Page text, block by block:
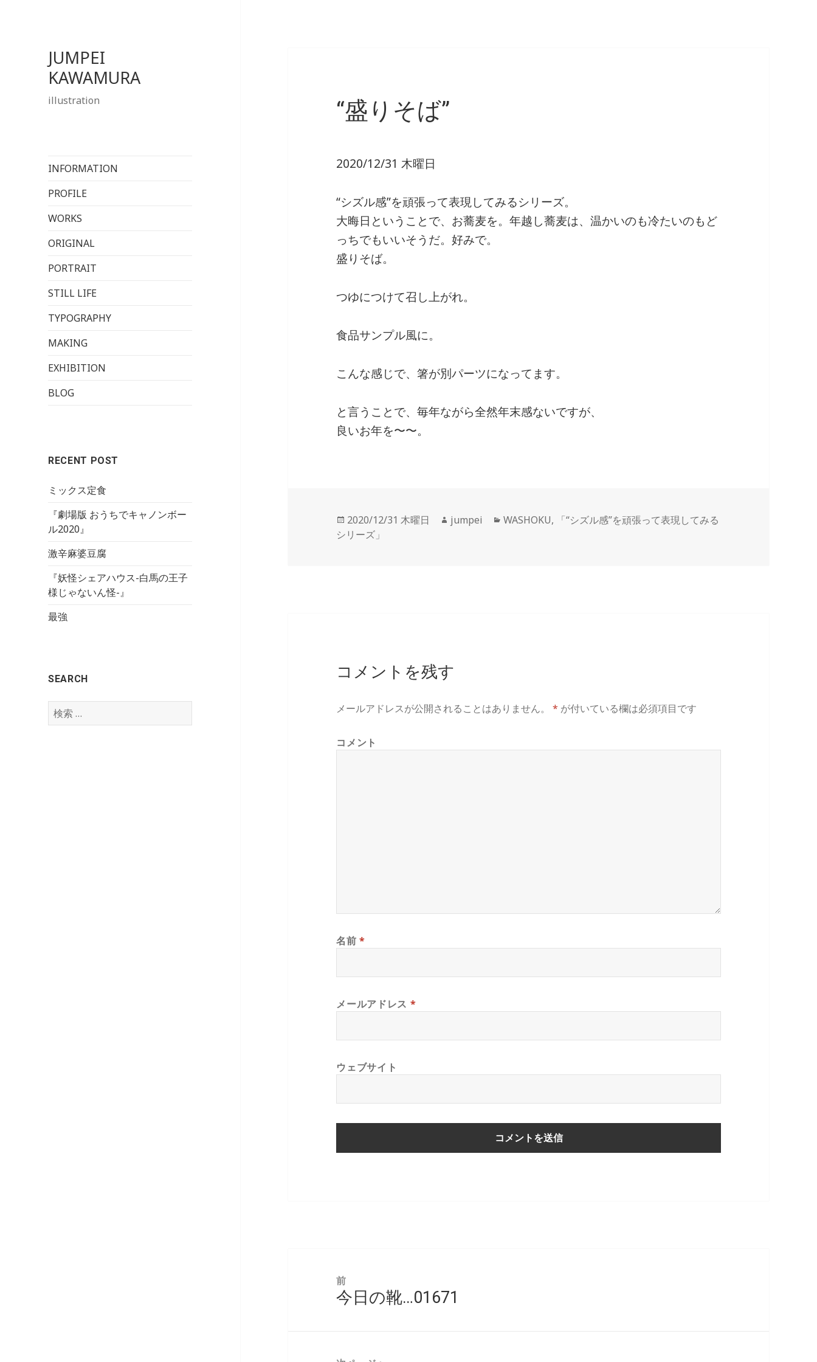
JUMPEI
KAWAMURA
illustration
INFORMATION
PROFILE
WORKS
ORIGINAL
PORTRAIT
STILL LIFE
TYPOGRAPHY
MAKING
EXHIBITION
BLOG
RECENT POST
ミックス定食
『劇場版 おうちでキャノンボー
ル2020』
激辛麻婆豆腐
『妖怪シェアハウス-白馬の王子
様じゃないん怪-』
最強
SEARCH
検
索
“盛りそば”
2020/12/31 木曜日
“シズル感”を頑張って表現してみるシリーズ。
大晦日ということで、お蕎麦を。年越し蕎麦は、温かいのも冷たいのもど
っちでもいいそうだ。好みで。
盛りそば。
つゆにつけて召し上がれ。
食品サンプル風に。
こんな感じで、箸が別パーツになってます。
と言うことで、毎年ながら全然年末感ないですが、
良いお年を〜〜。
投
稿
2020/12/31 木曜日
作
jumpei
カ
WASHOKU,
「“シズル感”を頑張って表現してみる
シリーズ」
コメントを残す
メールアドレスが公開されることはありません。 * が付いている欄は必須項目です
コメント
名前*
メールアドレス *
ウェブサイト
前
前
今日の靴…01671